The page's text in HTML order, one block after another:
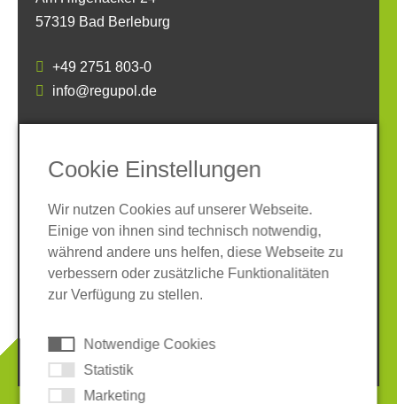
57319 Bad Berleburg
+49 2751 803-0
info@regupol.de
SOCIAL MEDIA
© 2026 REGUPOL Germany GmbH & Co. KG
Cookie Einstellungen
Wir nutzen Cookies auf unserer Webseite.
Einige von ihnen sind technisch notwendig,
während andere uns helfen, diese Webseite zu
verbessern oder zusätzliche Funktionalitäten
zur Verfügung zu stellen.
Notwendige Cookies
Statistik
Marketing